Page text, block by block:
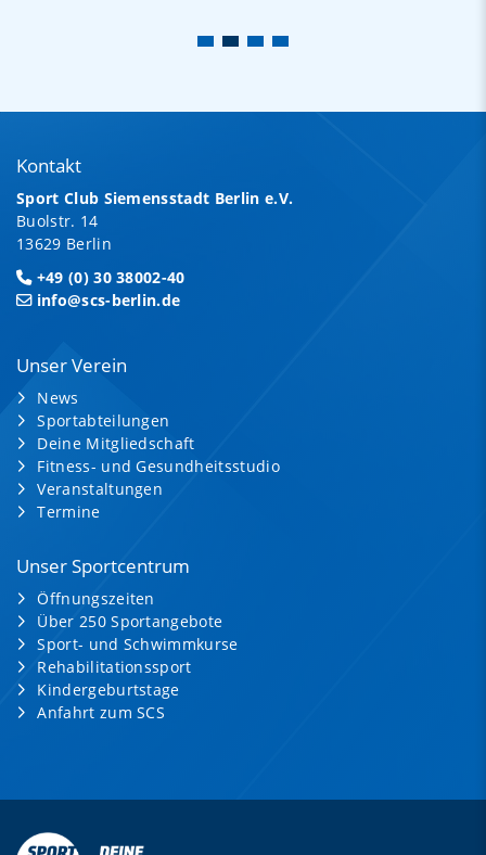
Kontakt
Sport Club Siemensstadt Berlin e.V.
Buolstr. 14
13629 Berlin
+49 (0) 30 38002-40
info@scs-berlin.de
Unser Verein
News
Sportabteilungen
Deine Mitgliedschaft
Fitness- und Gesundheitsstudio
Veranstaltungen
Termine
Unser Sportcentrum
Öffnungszeiten
Über 250 Sportangebote
Sport- und Schwimmkurse
Rehabilitationssport
Kindergeburtstage
Anfahrt zum SCS